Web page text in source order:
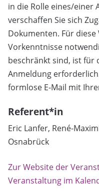
in die Rolle eines/einer
verschaffen Sie sich
Dokumenten. Für
Vorkenntnisse
beschränkt sind, ist für
Anmeldung
formlose E-Mail mit
Referent*in
Eric Lanfer, René-
Osnabrück
Zur Website der
Veranstaltung im